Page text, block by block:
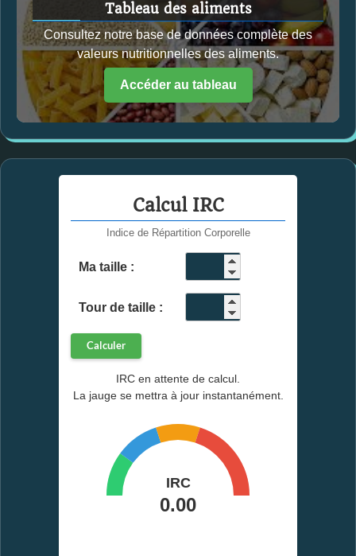
Tableau des aliments
Consultez notre base de données complète des
valeurs nutritionnelles des aliments.
Accéder au tableau
Calcul IRC
Indice de Répartition Corporelle
Ma taille :
Tour de taille :
Calculer
IRC en attente de calcul.
La jauge se mettra à jour instantanément.